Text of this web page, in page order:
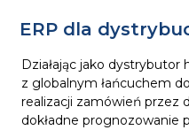
ERP dla
Działając jako
z globalnym łańcuchem
realizacji zamówień przez
dokładne prognozowanie